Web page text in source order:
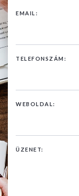
EMAIL:
TELEFONSZÁM:
WEBOLDAL:
ÜZENET: